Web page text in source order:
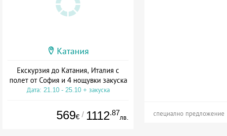
Катания
Екскурзия до Катания, Италия с
полет от София и 4 нощувки закуска
Дата: 21.10 - 25.10 + закуска
569€ / 1112.87
лв. специално предложение